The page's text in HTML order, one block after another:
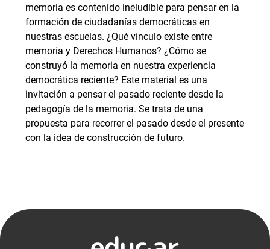
memoria es contenido ineludible para pensar en la
formación de ciudadanías democráticas en
nuestras escuelas. ¿Qué vínculo existe entre
memoria y Derechos Humanos? ¿Cómo se
construyó la memoria en nuestra experiencia
democrática reciente? Este material es una
invitación a pensar el pasado reciente desde la
pedagogía de la memoria. Se trata de una
propuesta para recorrer el pasado desde el presente
con la idea de construcción de futuro.